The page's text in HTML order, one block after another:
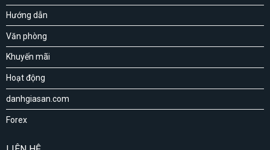
Hướng dẫn
Văn phòng
Khuyến mãi
Hoạt động
danhgiasan.com
Forex